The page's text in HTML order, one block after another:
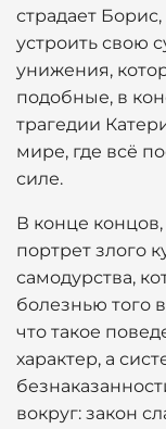
страдает
устроить свою
унижения,
подобные, в
трагедии
мире, где всё
силе.
В конце
портрет злого
самодурства,
болезнью того
что такое
характер, а
вокруг: закон